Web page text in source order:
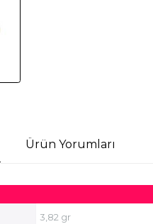
Ürün Yorumları
3,82 gr